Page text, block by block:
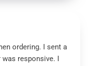
ordering. I sent a
responsive. I